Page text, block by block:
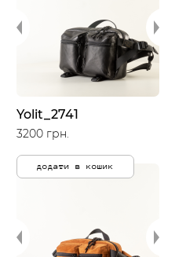
Yolit_2741
3200 грн.
додати в кошик